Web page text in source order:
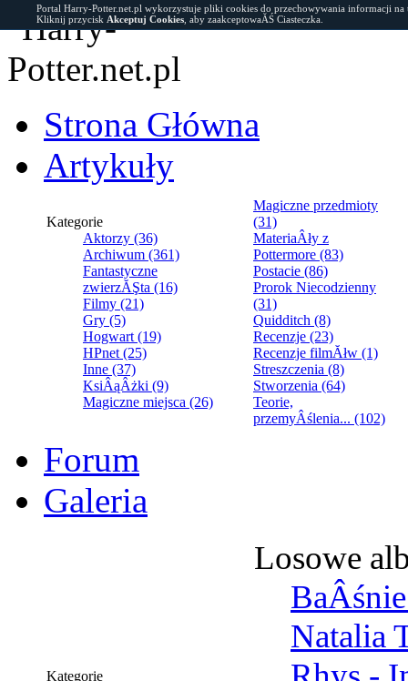
Strona Główna
Artykuły
Kategorie
Aktorzy (36)
Archiwum (361)
Fantastyczne
zwierzĂŞta (16)
Filmy (21)
Gry (5)
Hogwart (19)
HPnet (25)
Inne (37)
KsiÂąÂżki (9)
Magiczne miejsca (26)
Magiczne przedmioty
(31)
MateriaÂły z
Pottermore (83)
Postacie (86)
Prorok Niecodzienny
(31)
Quidditch (8)
Recenzje (23)
Recenzje filmĂłw (1)
Streszczenia (8)
Stworzenia (64)
Teorie,
przemyÂślenia... (102)
Forum
Galeria
Kategorie
Losowe
Natalia
Portal Harry-Potter.net.pl wykorzystuje pliki cookies do przechowywania informacji
Kliknij przycisk Akceptuj Cookies , aby zaakceptowaĂŚ Ciasteczka.